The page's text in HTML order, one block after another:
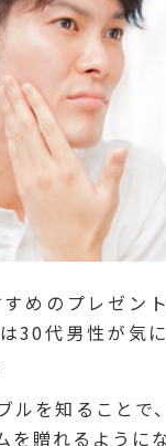
めのプレゼン
30代男性が気
ルを知ることで
を贈れるように